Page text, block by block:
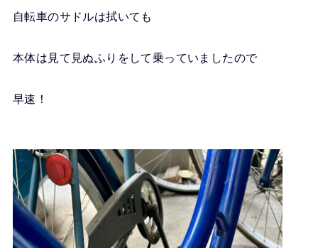
自転車のサドルは拭いても
本体は見て見ぬふりをして乗っていましたので
早速！